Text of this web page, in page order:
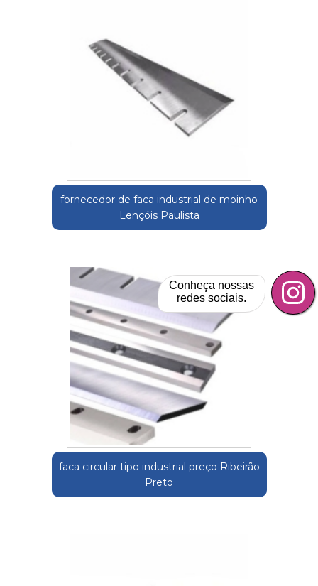
fornecedor de faca industrial de moinho
Lençóis Paulista
faca circular tipo industrial preço Ribeirão
Preto
Conheça nossas
redes sociais.